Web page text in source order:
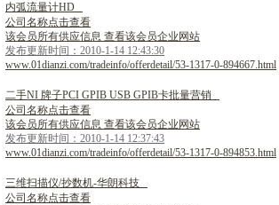
内弧流量计HD
公司名称点击查看
该会员所有供应信息 查看该会员企业网站
发布更新时间：2010-1-14 12:43:30
www.01dianzi.com/tradeinfo/offerdetail/53-1317-0-894667.html
二手NI 牌子PCI GPIB USB GPIB卡批量营销
公司名称点击查看
该会员所有供应信息 查看该会员企业网站
发布更新时间：2010-1-14 12:37:43
www.01dianzi.com/tradeinfo/offerdetail/53-1317-0-894853.html
三维扫描仪/抄数机-华朗科技
公司名称点击查看